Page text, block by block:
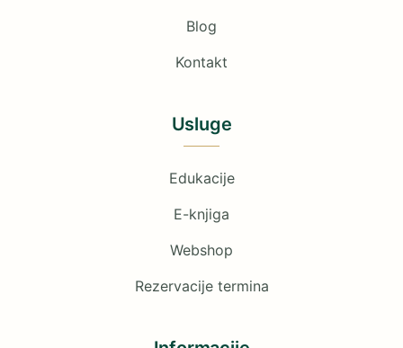
Blog
Kontakt
Usluge
Edukacije
E-knjiga
Webshop
Rezervacije termina